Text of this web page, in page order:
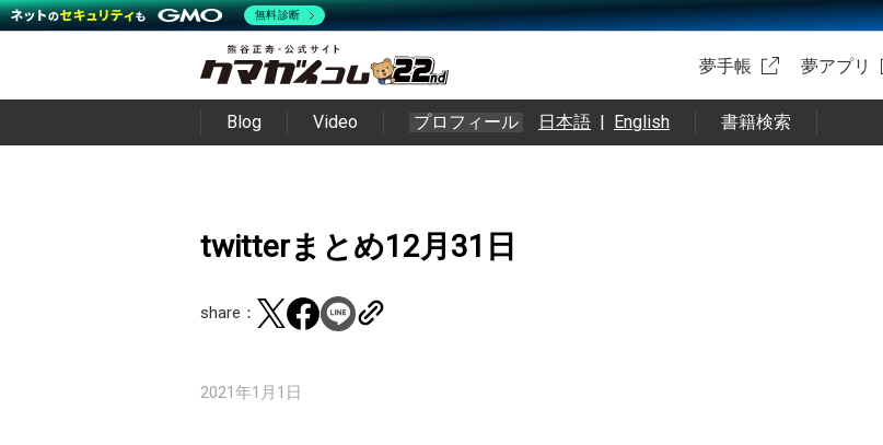
夢手帳 夢アプリ
Blog Video プロフィール 日本語 | English 書籍検索
twitterまとめ12月31日
share：
2021年1月1日
無料診断